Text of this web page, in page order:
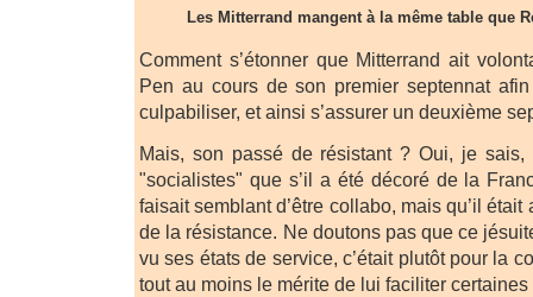
Les Mitterrand mangent à la même table que
Comment s’étonner que Mitterrand ait
Pen au cours de son premier septennat
culpabiliser, et ainsi s’assurer un deuxième
Mais, son passé de résistant ? Oui, je
"socialistes" que s’il a été décoré de la
faisait semblant d’être collabo, mais qu’il
de la résistance. Ne doutons pas que ce
vu ses états de service, c’était plutôt pour la
tout au moins le mérite de lui faciliter